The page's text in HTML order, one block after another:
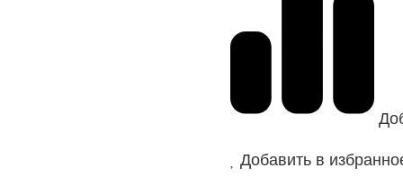
Добавить в